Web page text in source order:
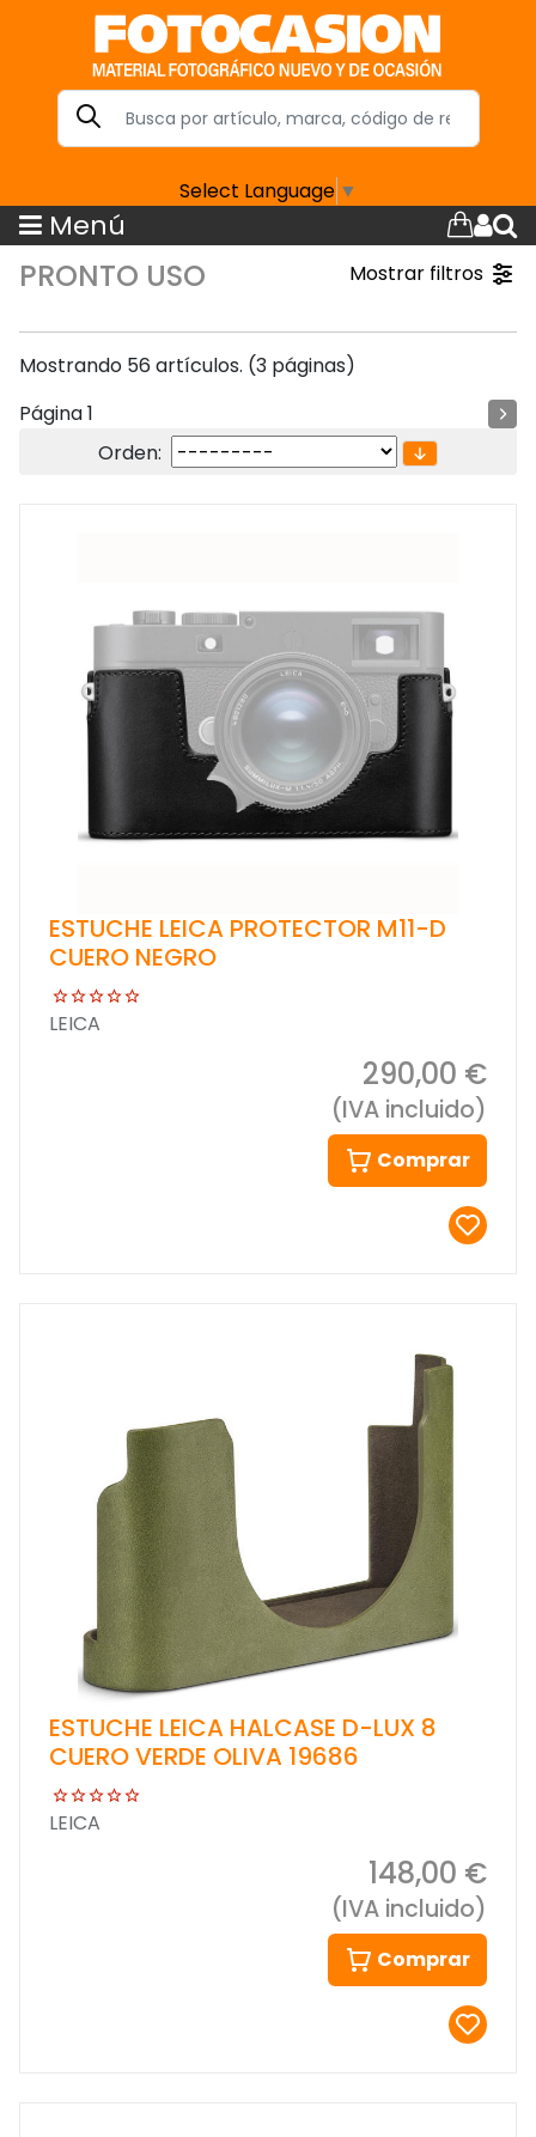
Select Language ▼
Menú
PRONTO USO Mostrar filtros
Mostrando 56 artículos. (3 páginas)
Página 1
Orden:
ESTUCHE LEICA PROTECTOR M11-D
CUERO NEGRO
LEICA
290,00 €
(IVA incluido)
Comprar
ESTUCHE LEICA HALCASE D-LUX 8
CUERO VERDE OLIVA 19686
LEICA
148,00 €
(IVA incluido)
Comprar